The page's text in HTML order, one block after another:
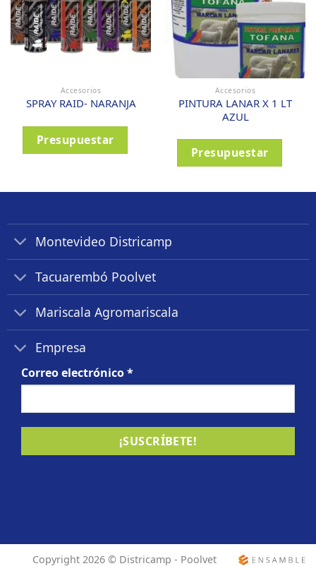
Accesorios
SPRAY RAID- NARANJA
Presupuestar
Accesorios
PINTURA LANAR X 1 LT
AZUL
Presupuestar
Montevideo Districamp
Tacuarembó Poolvet
Mariscala Agromariscala
Empresa
Correo electrónico*
Copyright 2026 © Districamp - Poolvet